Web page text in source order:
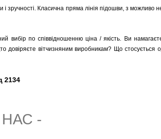
і зручності. Класична пряма лінія підошви, з можливо
вибір по співвідношенню ціна / якість. Ви
вітчизняним виробникам? Що стосується
2134
-